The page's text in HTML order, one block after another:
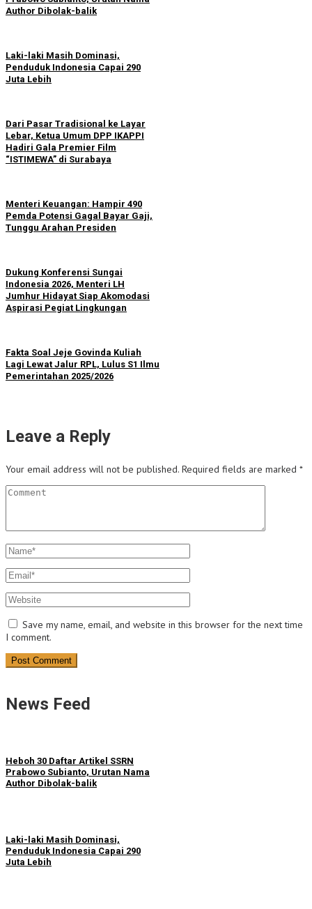
Author Dibolak-balik
Laki-laki Masih Dominasi,
Penduduk Indonesia Capai 290
Juta Lebih
Dari Pasar Tradisional ke Layar
Lebar, Ketua Umum DPP IKAPPI
Hadiri Gala Premier Film
“ISTIMEWA” di Surabaya
Menteri Keuangan: Hampir 490
Pemda Potensi Gagal Bayar Gaji,
Tunggu Arahan Presiden
Dukung Konferensi Sungai
Indonesia 2026, Menteri LH
Jumhur Hidayat Siap Akomodasi
Aspirasi Pegiat Lingkungan
Fakta Soal Jeje Govinda Kuliah
Lagi Lewat Jalur RPL, Lulus S1 Ilmu
Pemerintahan 2025/2026
Leave a Reply
Your email address will not be published. Required fields are marked *
Save my name, email, and website in this browser for the next time
I comment.
News Feed
Heboh 30 Daftar Artikel SSRN
Prabowo Subianto, Urutan Nama
Author Dibolak-balik
Laki-laki Masih Dominasi,
Penduduk Indonesia Capai 290
Juta Lebih